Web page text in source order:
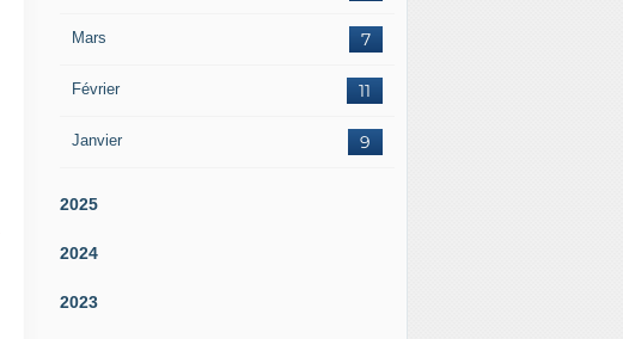
Mars 7
Février 11
Janvier 9
2025
2024
2023